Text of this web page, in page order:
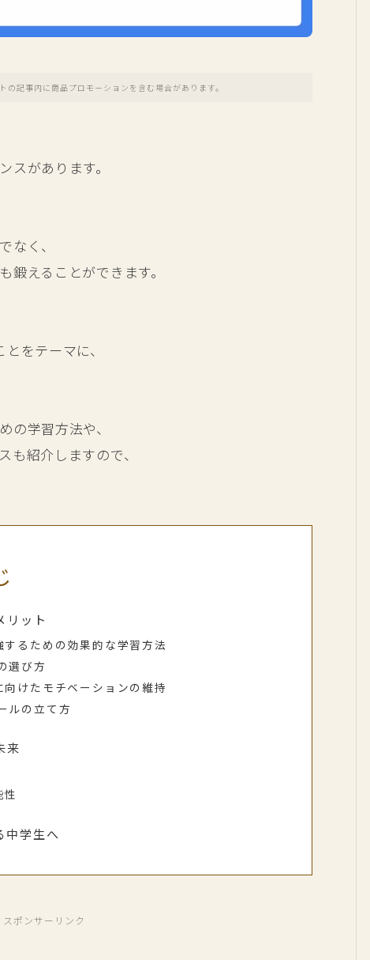
の記事内に商品プロモーションを含む場合があります。
スがあります。
なく、
えることができます。
をテーマに、
の学習方法や、
も紹介しますので、
リット
るための効果的な学習方法
選び方
けたモチベーションの維持
ルの立て方
来
性
中学生へ
スポンサーリンク